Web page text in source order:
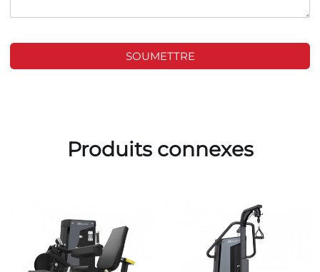
SOUMETTRE
Produits connexes